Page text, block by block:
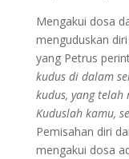
Mengakui dosa
menguduskan
yang Petrus
kudus di dalam
kudus, yang
Kuduslah kamu,
Pemisahan diri
mengakui dosa